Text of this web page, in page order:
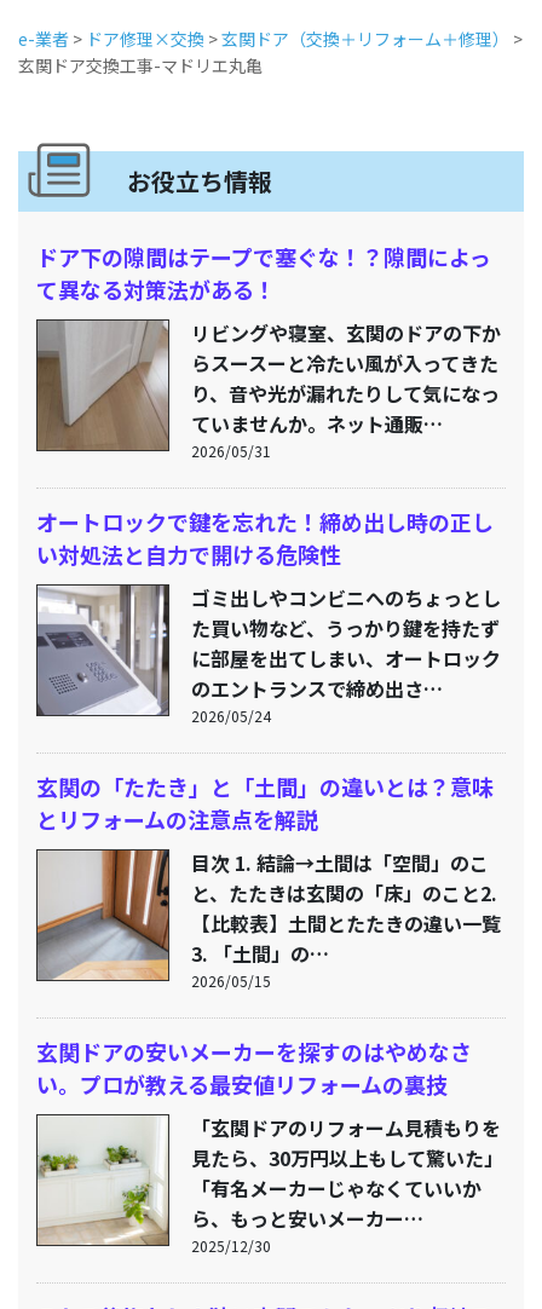
e-業者 > ドア修理×交換 >玄関ドア（交換＋リフォーム＋修理）
>
玄関ドア交換工事-マドリエ丸亀
お役立ち情報
ドア下の隙間はテープで塞ぐな！？隙間によっ
て異なる対策法がある！
リビングや寝室、玄関のドアの下か
らスースーと冷たい風が入ってきた
り、音や光が漏れたりして気になっ
ていませんか。ネット通販…
2026/05/31
オートロックで鍵を忘れた！締め出し時の正し
い対処法と自力で開ける危険性
ゴミ出しやコンビニへのちょっとし
た買い物など、うっかり鍵を持たず
に部屋を出てしまい、オートロック
のエントランスで締め出さ…
2026/05/24
玄関の「たたき」と「土間」の違いとは？意味
とリフォームの注意点を解説
目次 1. 結論→土間は「空間」のこ
と、たたきは玄関の「床」のこと2.
【比較表】土間とたたきの違い一覧
3. 「土間」の…
2026/05/15
玄関ドアの安いメーカーを探すのはやめなさ
い。プロが教える最安値リフォームの裏技
「玄関ドアのリフォーム見積もりを
見たら、30万円以上もして驚いた」
「有名メーカーじゃなくていいか
ら、もっと安いメーカー…
2025/12/30